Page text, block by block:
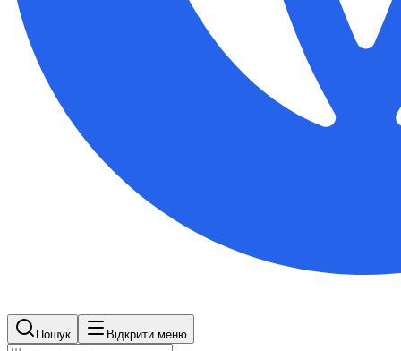
Пошук Відкрити меню